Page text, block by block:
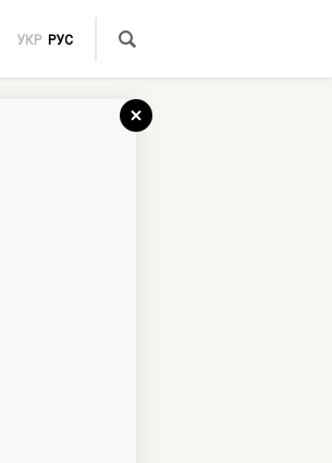
УКР РУС